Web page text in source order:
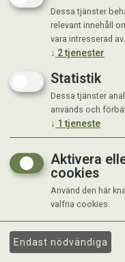
Dessa tjänster
relevant innehåll
vara intresserad av.
↓ 2tjenester
Statistik
Dessa tjänster
används och
↓ 1 tjeneste
Aktivera
cookies
Använd den här
valfria cookies.
Endast nödvändiga